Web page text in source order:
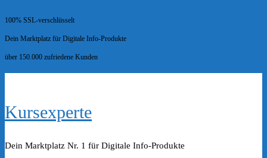
100% SSL-verschlüsselt
Dein Marktplatz für Digitale Info-Produkte
über 150.000 zufriedene Kunden
Kursexperte
Dein Marktplatz Nr. 1 für Digitale Info-Produkte